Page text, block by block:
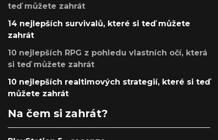
teď můžete zahrát
14 nejlepších survivalů, které si teď můžete
zahrát
10 nejlepších RPG z pohledu vlastních očí, která
si teď můžete zahrát
10 nejlepších realtimových strategií, které si teď
můžete zahrát
Na čem si zahrát?